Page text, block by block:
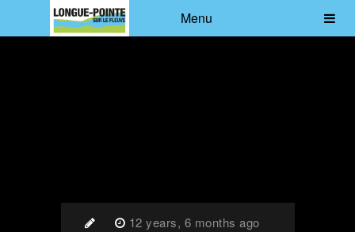
Menu
12 years, 6 months ago